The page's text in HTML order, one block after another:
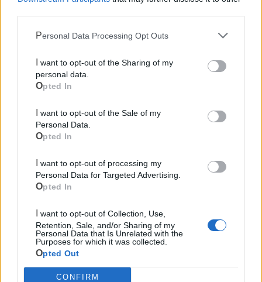
Personal Data Processing Opt Outs
personal data.
Opted In
Personal Data.
Opted In
Personal Data for Targeted Advertising.
Opted In
Retention, Sale, and/or Sharing of my
Personal Data that Is Unrelated with the
Purposes for which it was collected.
Opted Out
CONFIRM
Cia Agricoltori Italiani | Puglia - Area Due
Scopri tutte le notizie, gli eventi e la Web TV di Cia Puglia - Area